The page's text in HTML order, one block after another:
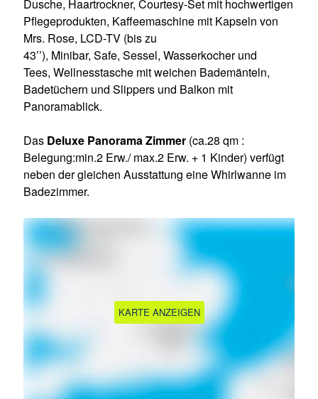
Dusche, Haartrockner, Courtesy-Set mit hochwertigen
Pflegeprodukten, Kaffeemaschine mit Kapseln von
Mrs. Rose, LCD-TV (bis zu
43’’), Minibar, Safe, Sessel, Wasserkocher und
Tees, Wellnesstasche mit weichen Bademänteln,
Badetüchern und Slippers und Balkon mit
Panoramablick.
Das Deluxe Panorama Zimmer (ca.28 qm :
Belegung:min.2 Erw./ max.2 Erw. + 1 Kinder) verfügt
neben der gleichen Ausstattung eine Whirlwanne im
Badezimmer.
KARTE ANZEIGEN